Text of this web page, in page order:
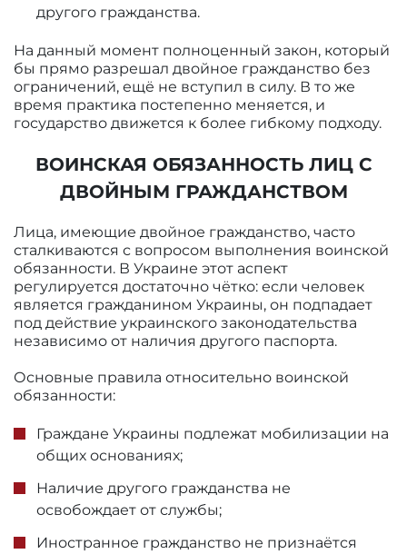
другого гражданства.
На данный момент полноценный закон, который
бы прямо разрешал двойное гражданство без
ограничений, ещё не вступил в силу. В то же
время практика постепенно меняется, и
государство движется к более гибкому подходу.
ВОИНСКАЯ ОБЯЗАННОСТЬ ЛИЦ С
ДВОЙНЫМ ГРАЖДАНСТВОМ
Лица, имеющие двойное гражданство, часто
сталкиваются с вопросом выполнения воинской
обязанности. В Украине этот аспект
регулируется достаточно чётко: если человек
является гражданином Украины, он подпадает
под действие украинского законодательства
независимо от наличия другого паспорта.
Основные правила относительно воинской
обязанности:
Граждане Украины подлежат мобилизации на
общих основаниях;
Наличие другого гражданства не
освобождает от службы;
Иностранное гражданство не признаётся